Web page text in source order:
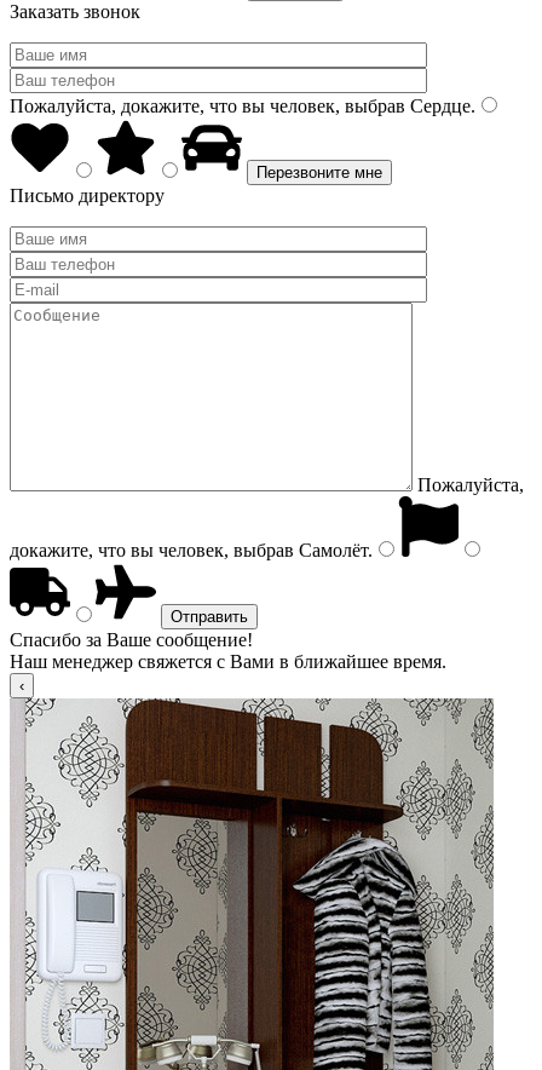
Заказать звонок
Пожалуйста, докажите, что вы человек, выбрав Сердце.
Письмо директору
Пожалуйста,
докажите, что вы человек, выбрав Самолёт.
Спасибо за Ваше сообщение!
Наш менеджер свяжется с Вами в ближайшее время.